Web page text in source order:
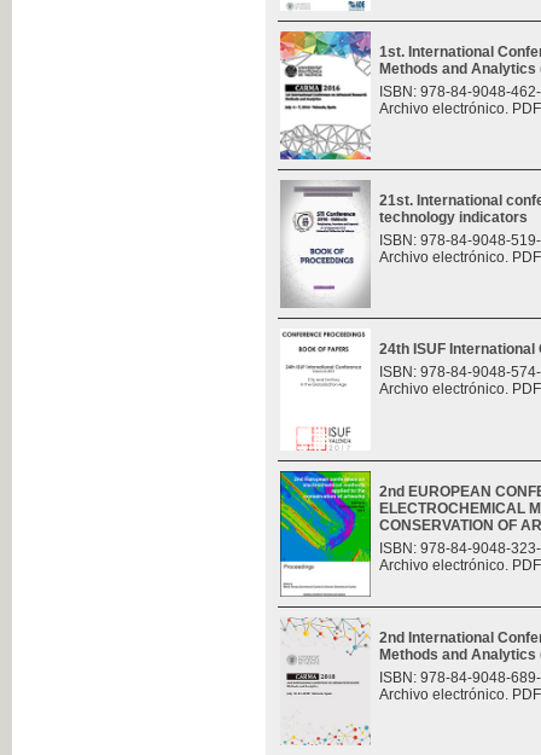
1st. International
Methods and Analytics
ISBN: 978-84-9048-
Archivo electrónico.
21st. International
technology indicators
ISBN: 978-84-9048-
Archivo electrónico.
24th ISUF
ISBN: 978-84-9048-
Archivo electrónico.
2nd EUROPEAN
ELECTROCHEMICAL
CONSERVATION OF
ISBN: 978-84-9048-
Archivo electrónico.
2nd International
Methods and Analytics
ISBN: 978-84-9048-
Archivo electrónico.